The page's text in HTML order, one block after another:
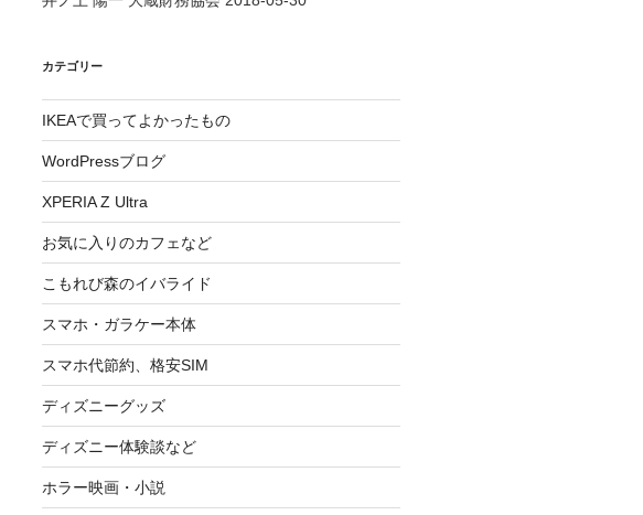
カテゴリー
IKEAで買ってよかったもの
WordPressブログ
XPERIA Z Ultra
お気に入りのカフェなど
こもれび森のイバライド
スマホ・ガラケー本体
スマホ代節約、格安SIM
ディズニーグッズ
ディズニー体験談など
ホラー映画・小説